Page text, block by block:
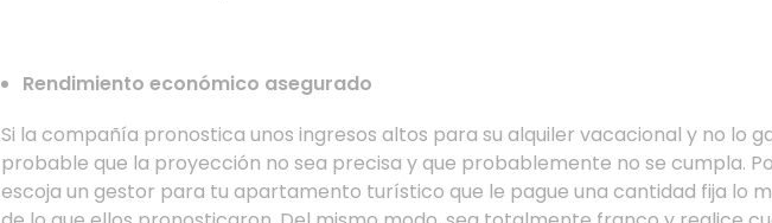
Rendimiento económico asegurado
Si la compañía pronostica unos ingresos altos para su alquiler vacacional y no lo
probable que la proyección no sea precisa y que probablemente no se cumpla.
escoja un gestor para tu apartamento turístico que le pague una cantidad fija lo